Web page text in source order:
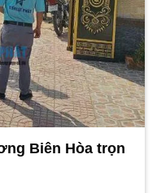
Biên Hòa trọn